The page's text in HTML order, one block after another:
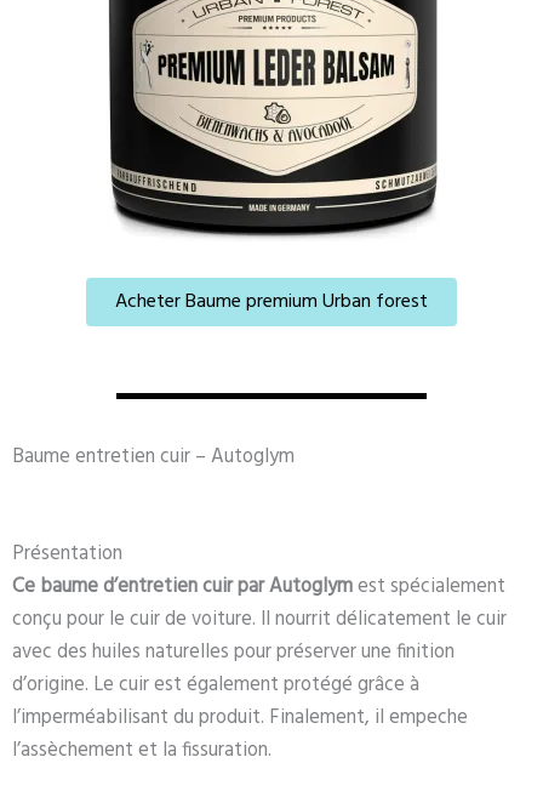
Acheter Baume premium Urban forest
Baume entretien cuir – Autoglym
Présentation
Ce baume d’entretien cuir par Autoglymest spécialement
conçu pour le cuir de voiture. Il nourrit délicatement le cuir
avec des huiles naturelles pour préserver une finition
d’origine. Le cuir est également protégé grâce à
l’imperméabilisant du produit. Finalement, il empeche
l’assèchement et la fissuration.